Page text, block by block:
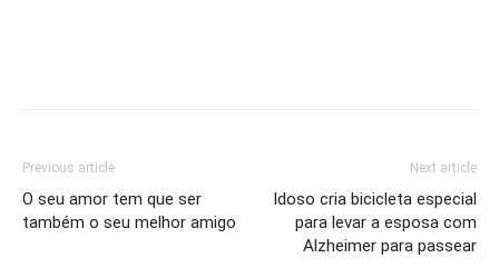
Previous article
O seu amor tem que ser
também o seu melhor amigo
Next article
Idoso cria bicicleta especial
para levar a esposa com
Alzheimer para passear